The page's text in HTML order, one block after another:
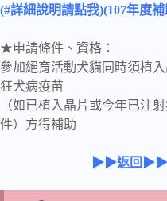
(#詳細說明請點我)(107年度
★申請條件、資格：
參加絕育活動犬貓同時須植
狂犬病疫苗
（如已植入晶片或今年已注
件）方得補助
▶▶返回▶▶